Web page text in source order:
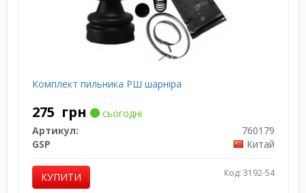
Комплект пильника РШ шарніра
275 грн
сьогодні
Артикул:
760179
GSP
Китай
КУПИТИ Код: 3192-54